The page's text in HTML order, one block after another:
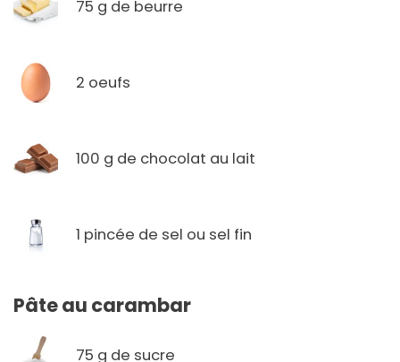
75 g de beurre
2 oeufs
100 g de chocolat au lait
1 pincée de sel ou sel fin
Pâte au carambar
75 g de sucre